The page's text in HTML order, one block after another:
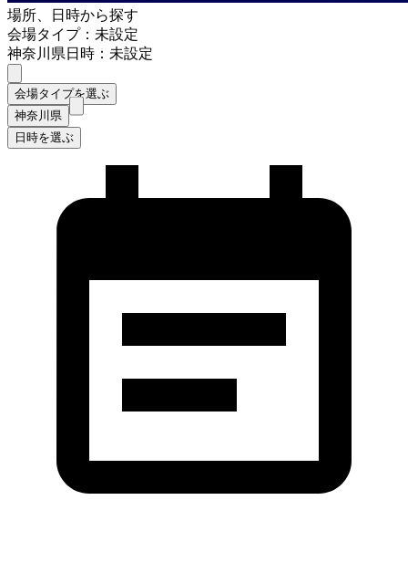
場所、日時から探す
会場タイプ：未設定
神奈川県日時：未設定
会場タイプを選ぶ
神奈川県
日時を選ぶ